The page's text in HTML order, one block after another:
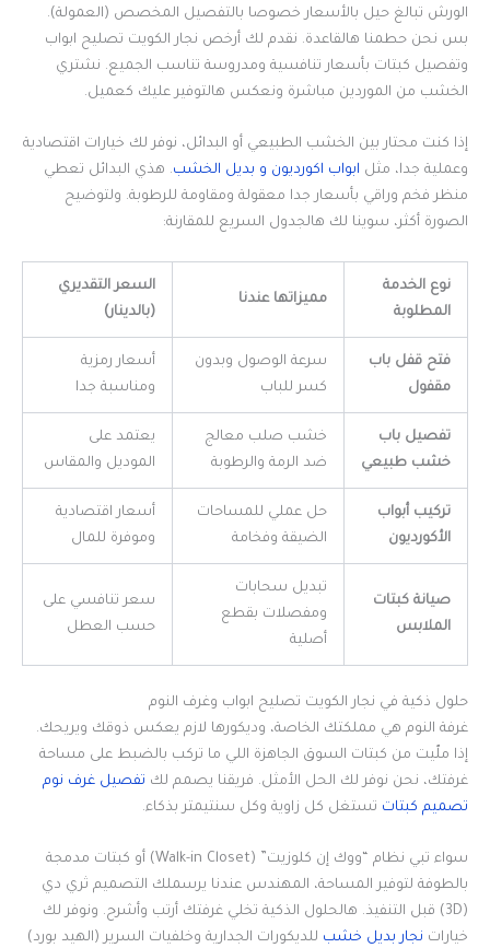
الورش تبالغ حيل بالأسعار خصوصا بالتفصيل المخصص (العمولة).
بس نحن حطمنا هالقاعدة. نقدم لك أرخص نجار الكويت تصليح ابواب
وتفصيل كبتات بأسعار تنافسية ومدروسة تناسب الجميع. نشتري
الخشب من الموردين مباشرة ونعكس هالتوفير عليك كعميل.
إذا كنت محتار بين الخشب الطبيعي أو البدائل، نوفر لك خيارات اقتصادية
وعملية جدا، مثل ابواب اكورديون و بديل الخشب. هذي البدائل تعطي
منظر فخم وراقي بأسعار جدا معقولة ومقاومة للرطوبة. ولتوضيح
الصورة أكثر، سوينا لك هالجدول السريع للمقارنة:
نوع الخدمة
المطلوبة
مميزاتها عندنا
السعر التقديري
(بالدينار)
فتح قفل باب
مقفول
سرعة الوصول وبدون
كسر للباب
أسعار رمزية
ومناسبة جدا
تفصيل باب
خشب طبيعي
خشب صلب معالج
ضد الرمة والرطوبة
يعتمد على
الموديل والمقاس
تركيب أبواب
الأكورديون
حل عملي للمساحات
الضيقة وفخامة
أسعار اقتصادية
وموفرة للمال
صيانة كبتات
الملابس
تبديل سحابات
ومفصلات بقطع
أصلية
سعر تنافسي على
حسب العطل
حلول ذكية في نجار الكويت تصليح ابواب وغرف النوم
غرفة النوم هي مملكتك الخاصة، وديكورها لازم يعكس ذوقك ويريحك.
إذا ملّيت من كبتات السوق الجاهزة اللي ما تركب بالضبط على مساحة
غرفتك، نحن نوفر لك الحل الأمثل. فريقنا يصمم لك تفصيل غرف نوم
تصميم كبتات تستغل كل زاوية وكل سنتيمتر بذكاء.
سواء تبي نظام “ووك إن كلوزيت” (Walk-in Closet) أو كبتات مدمجة
بالطوفة لتوفير المساحة، المهندس عندنا يرسملك التصميم ثري دي
(3D) قبل التنفيذ. هالحلول الذكية تخلي غرفتك أرتب وأشرح. ونوفر لك
خيارات نجار بديل خشب للديكورات الجدارية وخلفيات السرير (الهيد بورد)